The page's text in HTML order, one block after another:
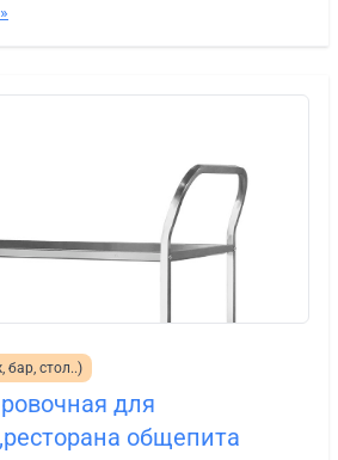
бар, стол..)
для
общепита